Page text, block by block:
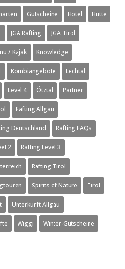
Gutscheine Hotel Hütte
JGA Rafting JGA Tirol
/ Kajak Knowledge
Kombiangebote Lechtal
Level 4 Ötztal Partner
Rafting Allgäu
Deutschland Rafting FAQs
2 Rafting Level 3
Rafting Tirol
Spirits of Nature Tirol
Unterkunft Allgäu
Wiggi Winter-Gutscheine